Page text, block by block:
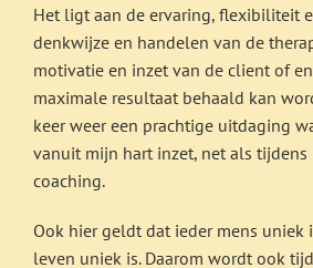
Het ligt aan de ervaring, flexibiliteit
denkwijze en handelen van de
motivatie en inzet van de client of
maximale resultaat behaald kan
keer weer een prachtige uitdaging
vanuit mijn hart inzet, net als tijdens
coaching.
Ook hier geldt dat ieder mens uniek
leven uniek is. Daarom wordt ook